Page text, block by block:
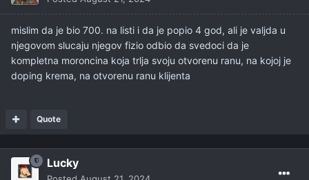
mislim da je bio 700. na listi i da je popio 4 god, ali je valjda u
njegovom slucaju njegov fizio odbio da svedoci da je
kompletna moroncina koja trlja svoju otvorenu ranu, na kojoj je
doping krema, na otvorenu ranu klijenta
Quote
Lucky